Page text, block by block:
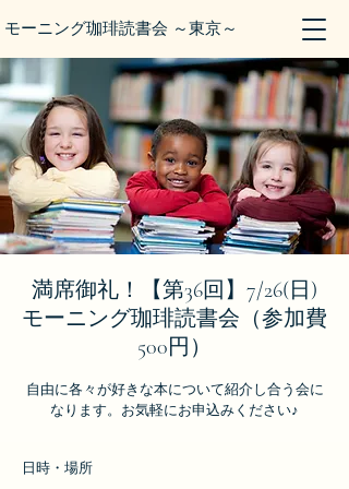
モーニング珈琲読書会 ～東京～
満席御礼！【第36回】7/26(日)
モーニング珈琲読書会（参加費
500円）
自由に各々が好きな本について紹介し合う会に
なります。お気軽にお申込みください♪
日時・場所